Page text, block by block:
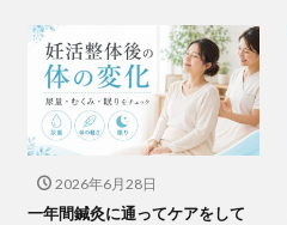
2026年6月28日
一年間鍼灸に通ってケアをして